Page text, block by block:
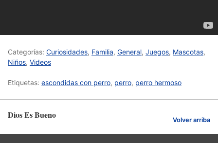
Categorías: Curiosidades, Familia, General, Juegos, Mascotas,
Niños, Videos
Etiquetas: escondidas con perro, perro, perro hermoso
Dios Es Bueno Volver arriba